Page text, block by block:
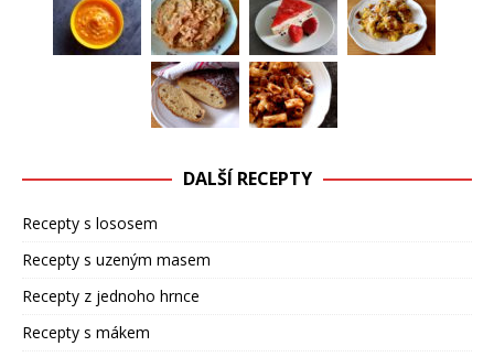
DALŠÍ RECEPTY
Recepty s lososem
Recepty s uzeným masem
Recepty z jednoho hrnce
Recepty s mákem